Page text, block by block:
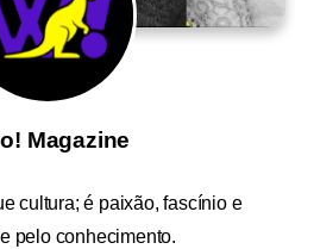
Magazine
cultura; é paixão, fascínio e
pelo conhecimento.